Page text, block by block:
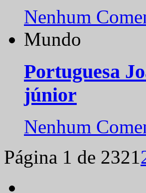
Nenhum
Mundo
Portuguesa
júnior
Nenhum
Página 1 de 2321